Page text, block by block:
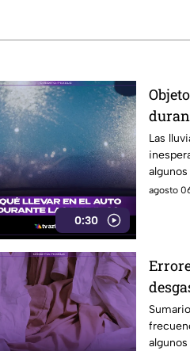
0:30
Las
agosto